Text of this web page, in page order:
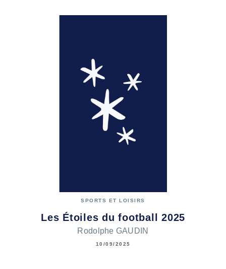
SPORTS ET LOISIRS
Les Étoiles du football 2025
Rodolphe GAUDIN
10/09/2025